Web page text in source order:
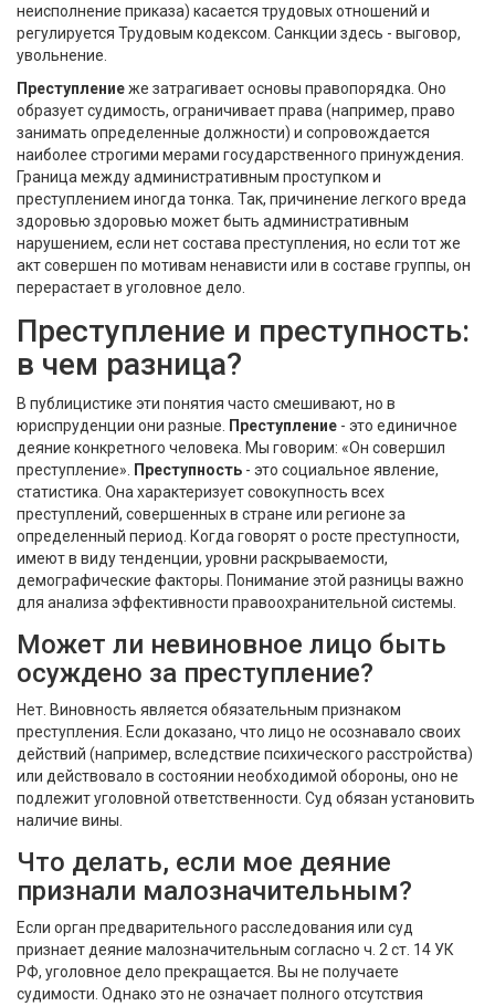
неисполнение приказа) касается трудовых отношений и
регулируется Трудовым кодексом. Санкции здесь - выговор,
увольнение.
Преступлениеже затрагивает основы правопорядка. Оно
образует судимость, ограничивает права (например, право
занимать определенные должности) и сопровождается
наиболее строгими мерами государственного принуждения.
Граница между административным проступком и
преступлением иногда тонка. Так, причинение легкого вреда
здоровью здоровью может быть административным
нарушением, если нет состава преступления, но если тот же
акт совершен по мотивам ненависти или в составе группы, он
перерастает в уголовное дело.
Преступление и преступность:
в чем разница?
В публицистике эти понятия часто смешивают, но в
юриспруденции они разные. Преступление - это единичное
деяние конкретного человека. Мы говорим: «Он совершил
преступление». Преступность - это социальное явление,
статистика. Она характеризует совокупность всех
преступлений, совершенных в стране или регионе за
определенный период. Когда говорят о росте преступности,
имеют в виду тенденции, уровни раскрываемости,
демографические факторы. Понимание этой разницы важно
для анализа эффективности правоохранительной системы.
Может ли невиновное лицо быть
осуждено за преступление?
Нет. Виновность является обязательным признаком
преступления. Если доказано, что лицо не осознавало своих
действий (например, вследствие психического расстройства)
или действовало в состоянии необходимой обороны, оно не
подлежит уголовной ответственности. Суд обязан установить
наличие вины.
Что делать, если мое деяние
признали малозначительным?
Если орган предварительного расследования или суд
признает деяние малозначительным согласно ч. 2 ст. 14 УК
РФ, уголовное дело прекращается. Вы не получаете
судимости. Однако это не означает полного отсутствия